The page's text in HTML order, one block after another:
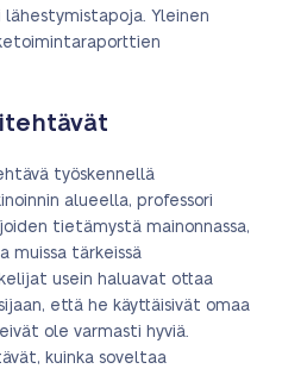
lähestymistapoja. Yleinen
työskennellä
alueella, professori
tietämystä mainonnassa,
muissa tärkeissä
usein haluavat ottaa
että he käyttäisivät omaa
ole varmasti hyviä.
kuinka soveltaa